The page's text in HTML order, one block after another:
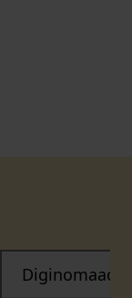
Diginomaad